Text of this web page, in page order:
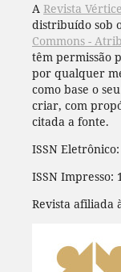
A Revista
distribuído sob
Commons -
têm permissão
por qualquer
como base o
criar, com
citada a fonte.
ISSN
ISSN Impresso:
Revista afiliada